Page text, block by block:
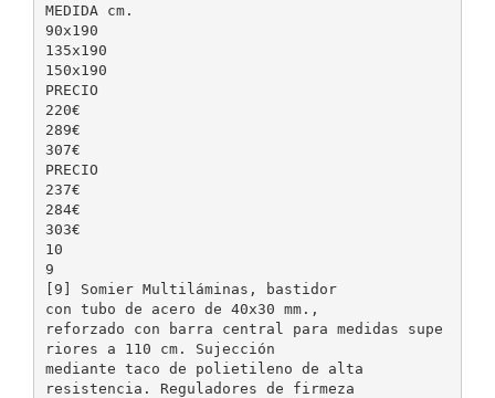
MEDIDA cm.
90x190
135x190
150x190
PRECIO
220€
289€
307€
PRECIO
237€
284€
303€
10
9
[9] Somier Multiláminas, bastidor
con tubo de acero de 40x30 mm.,
reforzado con barra central para medidas supe
riores a 110 cm. Sujección
mediante taco de polietileno de alta
resistencia. Reguladores de firmeza